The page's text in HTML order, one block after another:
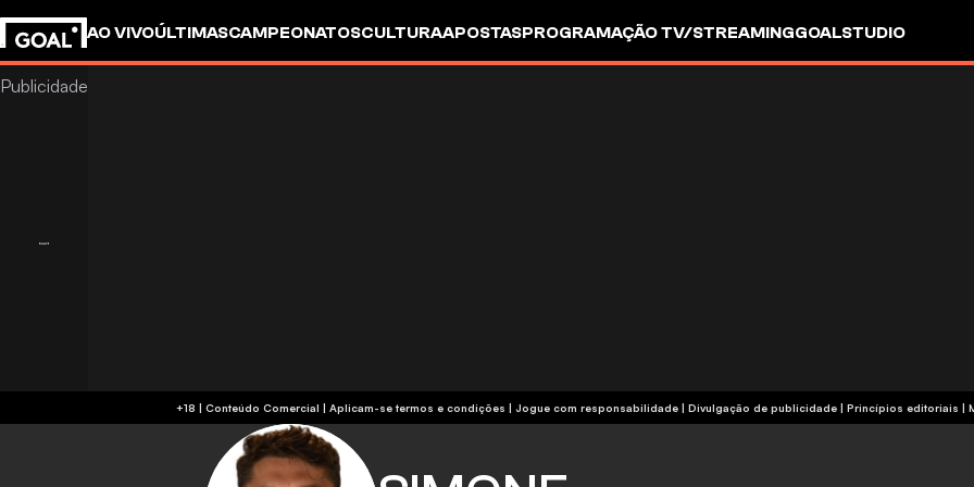
AO VIVOÚLTIMASCAMPEONATOSCULTURAAPOSTASPROGRAMAÇÃO TV/STREAMINGGOALSTUDIO
+18 | Conteúdo Comercial | Aplicam-se termos e condições | Jogue com responsabilidade | Divulgação de publicidade | Princípios editoriais |